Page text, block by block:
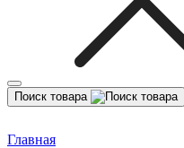
Поиск товара
Главная